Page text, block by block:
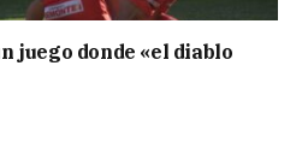
juego donde «el diablo